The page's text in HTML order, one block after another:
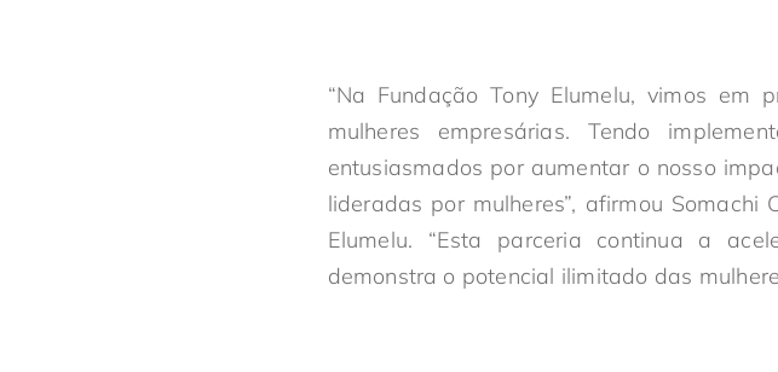
“Na Fundação Tony Elumelu, vimos
mulheres empresárias. Tendo
entusiasmados por aumentar o nosso
lideradas por mulheres”, afirmou Somachi
Elumelu. “Esta parceria continua a
demonstra o potencial ilimitado das